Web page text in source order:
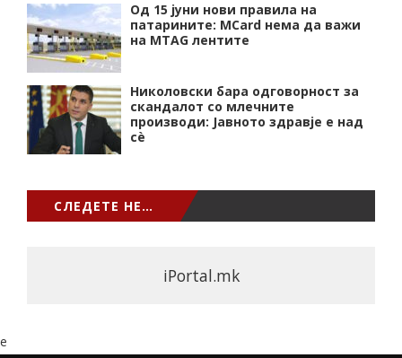
Од 15 јуни нови правила на
патарините: MCard нема да важи
на MTAG лентите
Николовски бара одговорност за
скандалот со млечните
производи: Јавното здравје е над
сѐ
СЛЕДЕТЕ НЕ…
iPortal.mk
e